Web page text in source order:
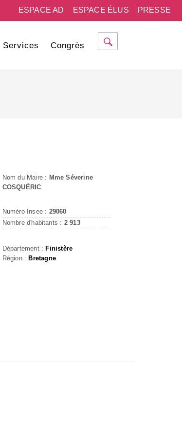
PRESSE
ESPACE ÉLUS
ESPACE AD
Services Congrès
Nom du Maire : Mme Séverine
COSQUÉRIC
Numéro Insee : 29060
Nombre d'habitants : 2 913
Département : Finistère
Région : Bretagne